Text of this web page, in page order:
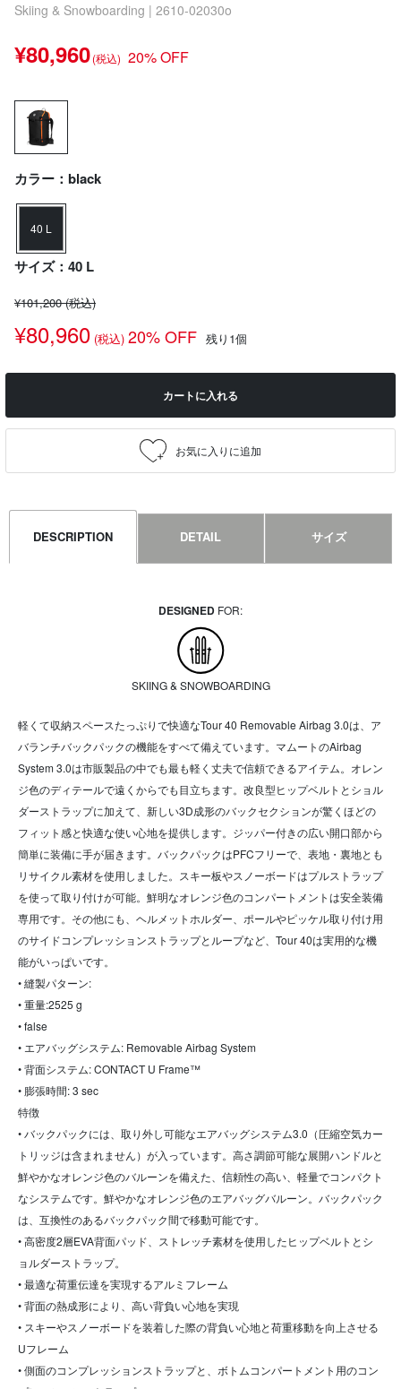
Skiing & Snowboarding | 2610-02030o
¥80,960(税込) 20% OFF
カラー：black
40 L
サイズ：40 L
¥101,200(税込)
¥80,960 (税込) 20% OFF 残り1個
カートに入れる
DESCRIPTION DETAIL サイズ
DESIGNED FOR:
SKIING & SNOWBOARDING
軽くて収納スペースたっぷりで快適なTour 40 Removable Airbag 3.0は、ア
バランチバックパックの機能をすべて備えています。マムートのAirbag
System 3.0は市販製品の中でも最も軽く丈夫で信頼できるアイテム。オレン
ジ色のディテールで遠くからでも目立ちます。改良型ヒップベルトとショル
ダーストラップに加えて、新しい3D成形のバックセクションが驚くほどの
フィット感と快適な使い心地を提供します。ジッパー付きの広い開口部から
簡単に装備に手が届きます。バックパックはPFCフリーで、表地・裏地とも
リサイクル素材を使用しました。スキー板やスノーボードはプルストラップ
を使って取り付けが可能。鮮明なオレンジ色のコンパートメントは安全装備
専用です。その他にも、ヘルメットホルダー、ポールやピッケル取り付け用
のサイドコンプレッションストラップとループなど、Tour 40は実用的な機
能がいっぱいです。
• 縫製パターン:
• 重量:2525 g
• false
• エアバッグシステム: Removable Airbag System
• 背面システム: CONTACT U Frame™
• 膨張時間: 3 sec
特徴
• バックパックには、取り外し可能なエアバッグシステム3.0（圧縮空気カー
トリッジは含まれません）が入っています。高さ調節可能な展開ハンドルと
鮮やかなオレンジ色のバルーンを備えた、信頼性の高い、軽量でコンパクト
なシステムです。鮮やかなオレンジ色のエアバッグバルーン。バックパック
は、互換性のあるバックパック間で移動可能です。
• 高密度2層EVA背面パッド、ストレッチ素材を使用したヒップベルトとシ
ョルダーストラップ。
• 最適な荷重伝達を実現するアルミフレーム
• 背面の熱成形により、高い背負い心地を実現
• スキーやスノーボードを装着した際の背負い心地と荷重移動を向上させる
Uフレーム
• 側面のコンプレッションストラップと、ボトムコンパートメント用のコン